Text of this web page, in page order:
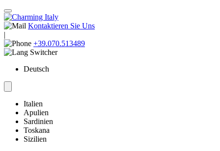
Kontaktieren Sie Uns
|
+39.070.513489
Deutsch
Italien
Apulien
Sardinien
Toskana
Sizilien